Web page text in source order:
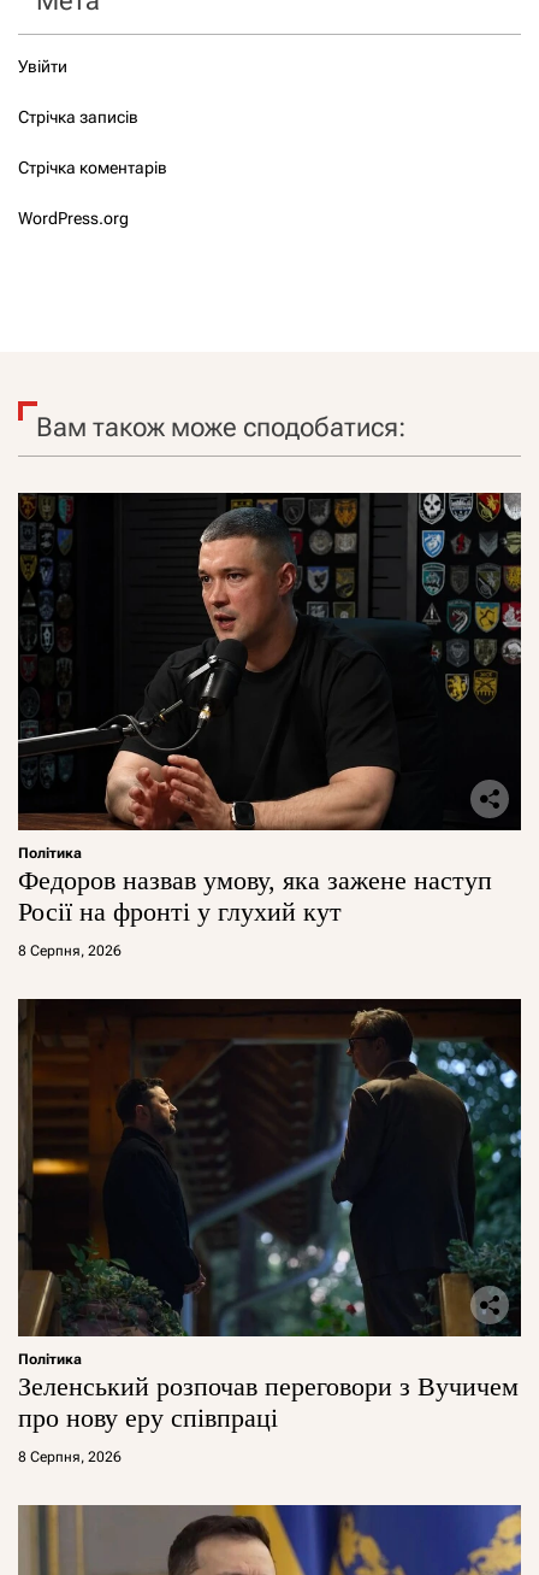
Увійти
Стрічка записів
Стрічка коментарів
WordPress.org
Вам також може сподобатися:
Політика
Федоров назвав умову, яка зажене наступ
Росії на фронті у глухий кут
8 Серпня, 2026
Політика
Зеленський розпочав переговори з Вучичем
про нову еру співпраці
8 Серпня, 2026